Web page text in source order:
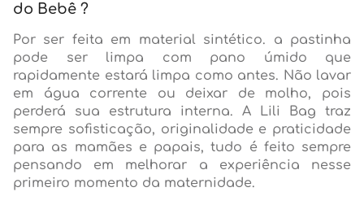
do Bebê ?
Por ser feita em material sintético. a pastinha
pode ser limpa com pano úmido que
rapidamente estará limpa como antes. Não lavar
em água corrente ou deixar de molho, pois
perderá sua estrutura interna. A Lili Bag traz
sempre sofisticação, originalidade e praticidade
para as mamães e papais, tudo é feito sempre
pensando em melhorar a experiência nesse
primeiro momento da maternidade.